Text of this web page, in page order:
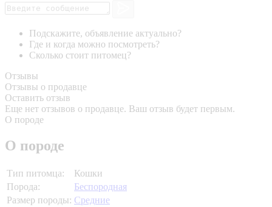
Подскажите, объявление актуально?
Где и когда можно посмотреть?
Сколько стоит питомец?
Отзывы
Отзывы о продавце
Оставить отзыв
Еще нет отзывов о продавце. Ваш отзыв будет первым.
О породе
О породе
Тип питомца:
Кошки
Порода:
Беспородная
Размер породы: Средние